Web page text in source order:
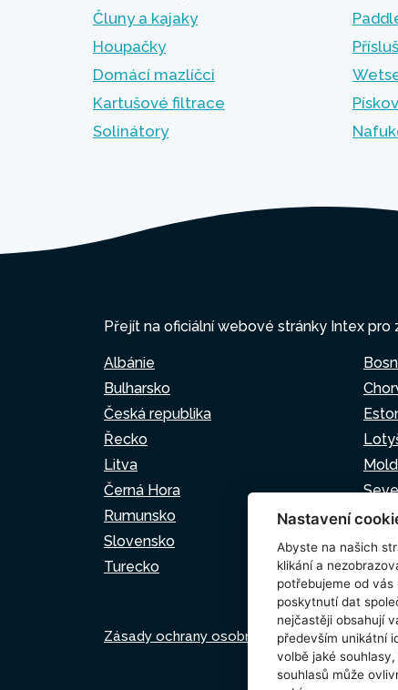
Čluny a kajaky
Houpačky
Domácí mazlíčci
Kartušové filtrace
Solinátory
Přejít na oficiální webové stránky Intex pro
Albánie
Bulharsko
Česká republika
Řecko
Litva
Černá Hora
Rumunsko
Slovensko
Turecko
Zásady ochrany osobních údajů Zásady
Nastavení
Abyste na našich
klikání a
potřebujeme od vás
poskytnutí dat
nejčastěji obsahují
především unikátní
volbě jaké
souhlasů může